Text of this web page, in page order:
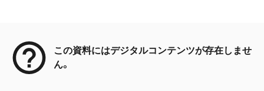
この資料にはデジタルコンテンツが存在しませ
ん。